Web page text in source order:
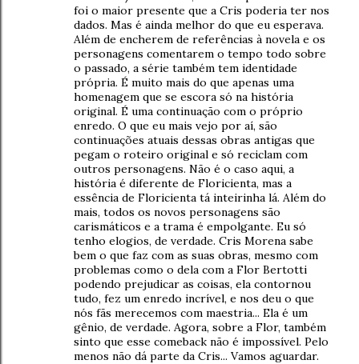
foi o maior presente que a Cris poderia ter nos
dados. Mas é ainda melhor do que eu esperava.
Além de encherem de referências à novela e os
personagens comentarem o tempo todo sobre
o passado, a série também tem identidade
própria. É muito mais do que apenas uma
homenagem que se escora só na história
original. É uma continuação com o próprio
enredo. O que eu mais vejo por aí, são
continuações atuais dessas obras antigas que
pegam o roteiro original e só reciclam com
outros personagens. Não é o caso aqui, a
história é diferente de Floricienta, mas a
essência de Floricienta tá inteirinha lá. Além do
mais, todos os novos personagens são
carismáticos e a trama é empolgante. Eu só
tenho elogios, de verdade. Cris Morena sabe
bem o que faz com as suas obras, mesmo com
problemas como o dela com a Flor Bertotti
podendo prejudicar as coisas, ela contornou
tudo, fez um enredo incrível, e nos deu o que
nós fãs merecemos com maestria... Ela é um
gênio, de verdade. Agora, sobre a Flor, também
sinto que esse comeback não é impossível. Pelo
menos não dá parte da Cris... Vamos aguardar.